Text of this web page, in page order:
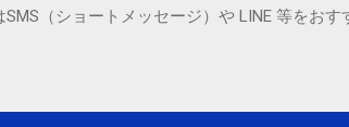
SMS（ショートメッセージ）や LINE 等をおす